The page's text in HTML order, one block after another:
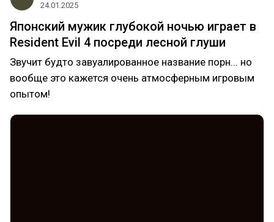
24.01.2025
Японский мужик глубокой ночью играет в
Resident Evil 4 посреди лесной глуши
Звучит будто завуалированное название порн... но
вообще это кажется очень атмосферным игровым
опытом!